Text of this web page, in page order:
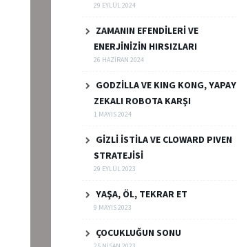
29 EYLÜL 2024
ZAMANIN EFENDİLERİ VE
ENERJİNİZİN HIRSIZLARI
26 HAZIRAN 2024
GODZİLLA VE KING KONG, YAPAY
ZEKALI ROBOTA KARŞI
1 MAYIS 2024
GİZLİ İSTİLA VE CLOWARD PIVEN
STRATEJİSİ
29 EYLÜL 2023
YAŞA, ÖL, TEKRAR ET
9 MAYIS 2023
ÇOCUKLUĞUN SONU